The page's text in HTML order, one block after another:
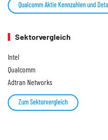
Qualcomm Aktie Kennzahlen und
Sektorvergleich
Intel
Qualcomm
Adtran Networks
Zum Sektorvergleich